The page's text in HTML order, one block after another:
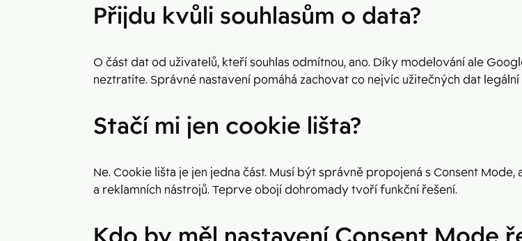
Přijdu kvůli souhlasům o data?
O část dat od uživatelů, kteří souhlas odmítnou, ano. Díky modelování ale
neztratíte. Správné nastavení pomáhá zachovat co nejvíc užitečných dat legální
Stačí mi jen cookie lišta?
Ne. Cookie lišta je jen jedna část. Musí být správně propojená s Consent
a reklamních nástrojů. Teprve obojí dohromady tvoří funkční řešení.